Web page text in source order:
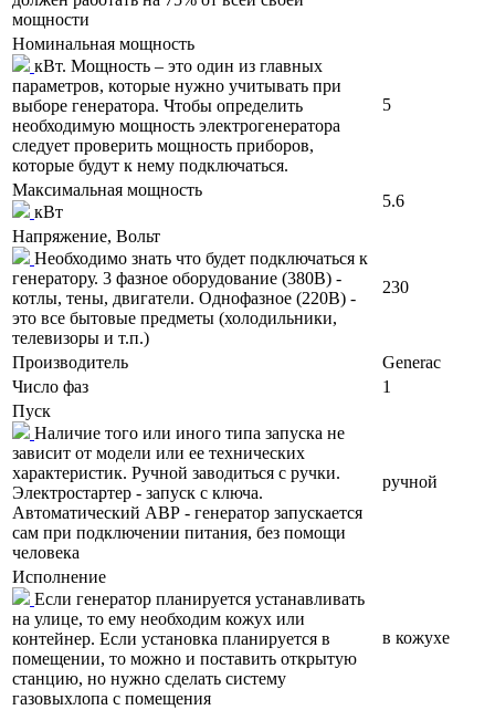
мощности
Номинальная мощность
кВт. Мощность – это один из главных
параметров, которые нужно учитывать при
выборе генератора. Чтобы определить
необходимую мощность электрогенератора
следует проверить мощность приборов,
которые будут к нему подключаться.
5
Максимальная мощность
кВт
5.6
Напряжение, Вольт
Необходимо знать что будет подключаться к
генератору. 3 фазное оборудование (380В) -
котлы, тены, двигатели. Однофазное (220В) -
это все бытовые предметы (холодильники,
телевизоры и т.п.)
230
Производитель
Generac
Число фаз
1
Пуск
Наличие того или иного типа запуска не
зависит от модели или ее технических
характеристик. Ручной заводиться с ручки.
Электростартер - запуск с ключа.
Автоматический АВР - генератор запускается
сам при подключении питания, без помощи
человека
ручной
Исполнение
Если генератор планируется устанавливать
на улице, то ему необходим кожух или
контейнер. Если установка планируется в
помещении, то можно и поставить открытую
станцию, но нужно сделать систему
газовыхлопа с помещения
в кожухе